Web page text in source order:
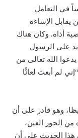
في التعامل
يقابل الإساءة
أذاه. وكان هناك
على الرسول
الله تعالى من
لم أبعث لعانًّا
وهو قادر على أن
الحور العين،
هذا الحديث على أن